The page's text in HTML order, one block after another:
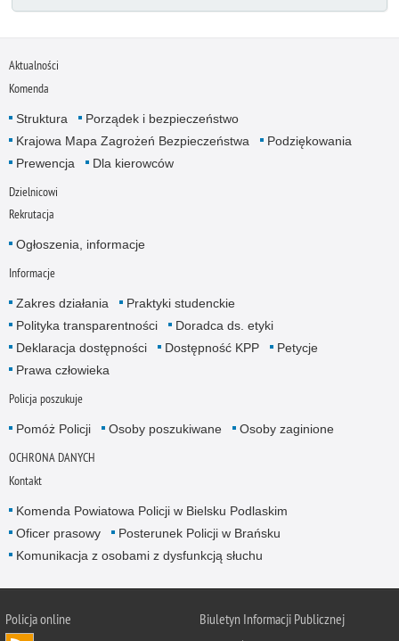
Aktualności
Komenda
Struktura
Porządek i bezpieczeństwo
Krajowa Mapa Zagrożeń Bezpieczeństwa
Podziękowania
Prewencja
Dla kierowców
Dzielnicowi
Rekrutacja
Ogłoszenia, informacje
Informacje
Zakres działania
Praktyki studenckie
Polityka transparentności
Doradca ds. etyki
Deklaracja dostępności
Dostępność KPP
Petycje
Prawa człowieka
Policja poszukuje
Pomóż Policji Osoby poszukiwane Osoby zaginione
OCHRONA DANYCH
Kontakt
Komenda Powiatowa Policji w Bielsku Podlaskim
Oficer prasowy
Posterunek Policji w Brańsku
Komunikacja z osobami z dysfunkcją słuchu
Policja online Biuletyn Informacji Publicznej